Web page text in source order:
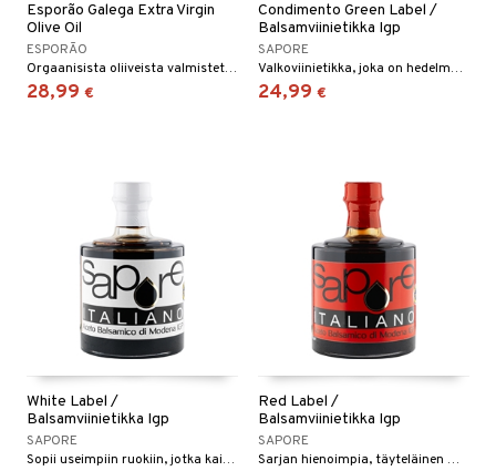
Esporão Galega Extra Virgin
Olive Oil
ESPORÃO
Orgaanisista oliiveista valmistettu miellyttävä öljy, jossa on hieman makeutta ja pähkinäinen jälkimaku.
28,99 €
Condimento Green Label /
Balsamviinietikka Igp
SAPORE
Valkoviinietikka, joka on hedelmäinen ja hieman makea.
24,99 €
White Label /
Balsamviinietikka Igp
SAPORE
Sopii useimpiin ruokiin, jotka kaipaavat pientä lisäsävyä, kuten salaattiin ja raakoihin vihanneksiin.
Red Label /
Balsamviinietikka Igp
SAPORE
Sarjan hienoimpia, täyteläinen maku, joka sopii sekä suolaisiin että makeisiin ruokiin.